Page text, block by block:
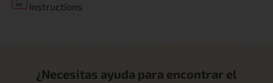
Instructions
¿Necesitas ayuda para encontrar el